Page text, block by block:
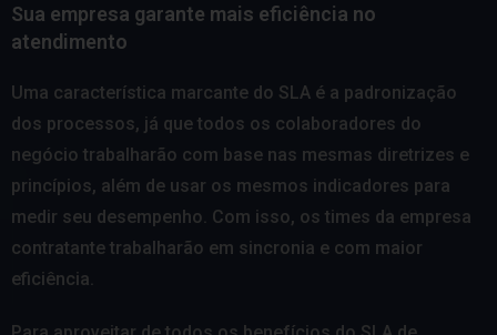
Sua empresa garante mais eficiência no
atendimento
Uma característica marcante do SLA é a padronização
dos processos, já que todos os colaboradores do
negócio trabalharão com base nas mesmas diretrizes e
princípios, além de usar os mesmos indicadores para
medir seu desempenho. Com isso, os times da empresa
contratante trabalharão em sincronia e com maior
eficiência.